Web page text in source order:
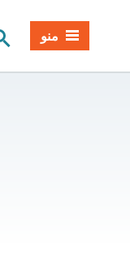
جستجوی سایت
منو